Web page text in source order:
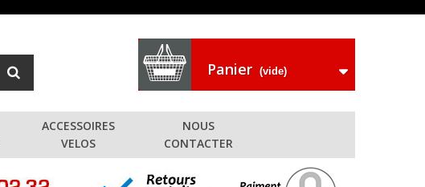
Panier (vide)
ACCESSOIRES
VELOS
NOUS
CONTACTER